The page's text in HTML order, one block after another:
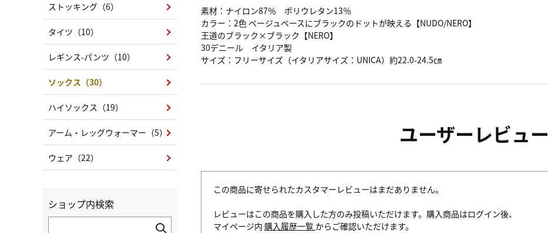
素材：ナイロン87％ ポリウレタン13％
カラー：2色 ベージュベースにブラックのドットが映える【NUDO/NERO】
王道のブラック×ブラック【NERO】
30デニール イタリア製
サイズ：フリーサイズ（イタリアサイズ：UNICA）約22.0-24.5㎝
ユーザーレビュー
この商品に寄せられたカスタマーレビューはまだありません。
レビューはこの商品を購入した方のみ投稿いただけます。購入商品はログイン後、
マイページ内 購入履歴一覧 からご確認いただけます。
ストッキング（6）
タイツ（10）
レギンス-パンツ（10）
ソックス（30）
ハイソックス（19）
アーム・レッグウォーマー（5）
ウェア（22）
ショップ内検索